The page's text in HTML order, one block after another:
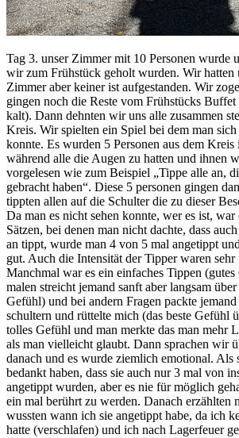
Tag 3. unser Zimmer mit 10 Personen wurde
wir zum Frühstück geholt wurden. Wir hatten
Zimmer aber keiner ist aufgestanden. Wir
gingen noch die Reste vom Frühstücks Buffet
kalt). Dann dehnten wir uns alle zusammen
Kreis. Wir spielten ein Spiel bei dem man
konnte. Es wurden 5 Personen aus dem
während alle die Augen zu hatten und ihnen
vorgelesen wie zum Beispiel „Tippe alle an,
gebracht haben“. Diese 5 personen gingen
tippten allen auf die Schulter die zu dieser
Da man es nicht sehen konnte, wer es ist, war
Sätzen, bei denen man nicht dachte, dass
an tippt, wurde man 4 von 5 mal angetippt
gut. Auch die Intensität der Tipper waren sehr
Manchmal war es ein einfaches Tippen
malen streicht jemand sanft aber langsam
Gefühl) und bei andern Fragen packte
schultern und rüttelte mich (das beste Gefühl
tolles Gefühl und man merkte das man mehr
als man vielleicht glaubt. Dann sprachen wir
danach und es wurde ziemlich emotional. Als
bedankt haben, dass sie auch nur 3 mal von
angetippt wurden, aber es nie für möglich
ein mal berührt zu werden. Danach erzählten
wussten wann ich sie angetippt habe, da ich
hatte (verschlafen) und ich nach Lagerfeuer